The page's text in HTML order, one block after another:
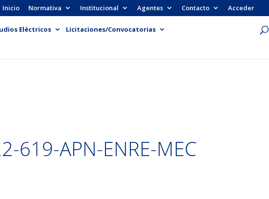
Inicio Normativa Institucional Agentes Contacto Acceder
Eléctricos
Licitaciones/Convocatorias
619-APN-ENRE-MEC